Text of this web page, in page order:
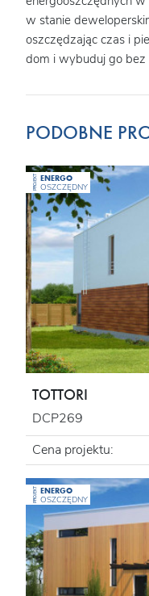
w stanie
oszczędzając czas i
dom i wybuduj go bez
PODOBNE
PROJEKT ENERGO
OSZCZĘDNY
TOTTORI
DCP269
Cena projektu:
PROJEKT ENERGO
OSZCZĘDNY